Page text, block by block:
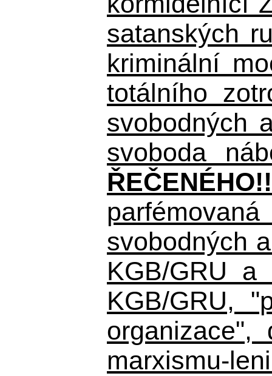
satanských
kriminální
totálního
svobodných
svoboda
svobodných
KGB/GRU
KGB/GRU,
organizace",
marxismu-